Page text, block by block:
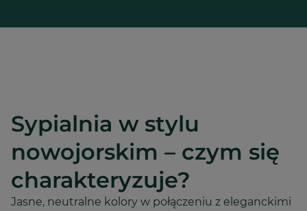
Sypialnia w stylu
nowojorskim – czym się
charakteryzuje?
Jasne, neutralne kolory w połączeniu z eleganckimi